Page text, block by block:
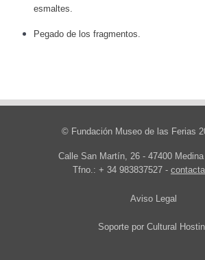
esmaltes.
Pegado de los fragmentos.
© Fundación Museo de las Ferias
Calle San Martín, 26 - 47400
Tfno.: + 34 983837527 -
Aviso Legal
Soporte por Cultural